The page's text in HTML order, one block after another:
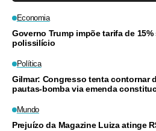
Economia
Governo Trump impõe tarifa de
polissilício
Política
Gilmar: Congresso tenta contornar
pautas-bomba via emenda
Mundo
Prejuízo da Magazine Luiza atinge